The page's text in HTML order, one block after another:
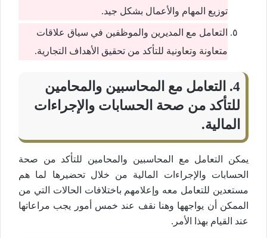
توزيع المهام والأعمال بشكل جيد.
التعامل مع المديرين والموظفين في سياق علاقات
متعاونة وتعاونية للتأكد من تحقيق الأهداف التجارية.
4. التعامل مع المحاسبين والمحامين
للتأكد من صحة الحسابات والإجراءات
المالية.
يمكن التعامل مع المحاسبين والمحامين للتأكد من صحة
الحسابات والإجراءات المالية من خلال تحضيرها لما هم
مستعدين للتعامل معه وإعلامهم باختلافات الحالات التي من
الممكن أن يواجهها وهنا نقف عند خمس أمور يجب مراعاتها
عند القيام بهذا الأمر.